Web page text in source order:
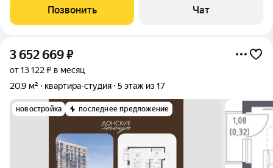
микроволновая печь и чайник. Также в квартире есть балкон
отличное место для
Позвонить Чат
3 652 669₽
от 13 122 ₽ в месяц
20,9 м²
квартира-студия 5 этаж из 17
новостройка последнее предложение